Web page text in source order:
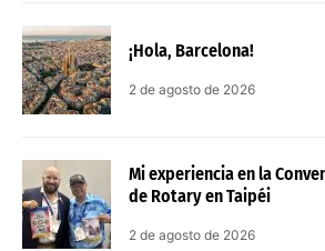
¡Hola, Barcelona!
2 de agosto de 2026
Mi experiencia en la
de Rotary en Taipéi
2 de agosto de 2026